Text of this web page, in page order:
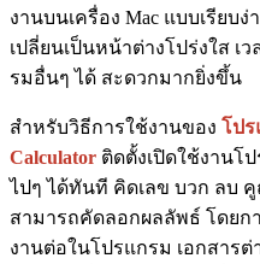
งานบนเครื่อง Mac แบบเรียบ
เปลี่ยนเป็นหน้าต่างโปร่งใส เ
รมอื่นๆ ได้ สะดวกมากยิ่งขึ้น
สำหรับวิธีการใช้งานของ โปร
Calculator ติดตั้งเปิดใช้งานโ
ไปๆ ได้ทันที คิดเลข บวก ลบ
สามารถคัดลอกผลลัพธ์ โดย
งานต่อในโปรแกรม เอกสาร